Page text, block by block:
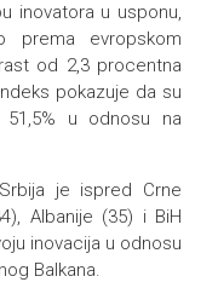
inovatora u usponu,
prema evropskom
od 2,3 procentna
pokazuje da su
u odnosu na
je ispred Crne
Albanije (35) i BiH
inovacija u odnosu
Balkana.